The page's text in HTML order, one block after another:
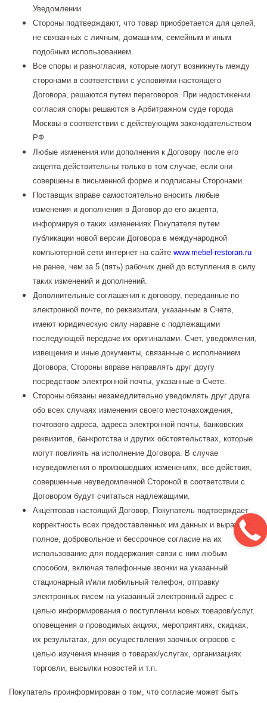
Уведомлении.
Стороны подтверждают, что товар приобретается для целей,
не связанных с личным, домашним, семейным и иным
подобным использованием.
Все споры и разногласия, которые могут возникнуть между
сторонами в соответствии с условиями настоящего
Договора, решаются путем переговоров. При недостижении
согласия споры решаются в Арбитражном суде города
Москвы в соответствии с действующим законодательством
РФ.
Любые изменения или дополнения к Договору после его
акцепта действительны только в том случае, если они
совершены в письменной форме и подписаны Сторонами.
Поставщик вправе самостоятельно вносить любые
изменения и дополнения в Договор до его акцепта,
информируя о таких изменениях Покупателя путем
публикации новой версии Договора в международной
компьютерной сети интернет на сайте www.mebel-restoran.ru
не ранее, чем за 5 (пять) рабочих дней до вступления в силу
таких изменений и дополнений.
Дополнительные соглашения к договору, переданные по
электронной почте, по реквизитам, указанным в Счете,
имеют юридическую силу наравне с подлежащими
последующей передаче их оригиналами. Счет, уведомления,
извещения и иные документы, связанные с исполнением
Договора, Стороны вправе направлять друг другу
посредством электронной почты, указанные в Счете.
Стороны обязаны незамедлительно уведомлять друг друга
обо всех случаях изменения своего местонахождения,
почтового адреса, адреса электронной почты, банковских
реквизитов, банкротства и других обстоятельствах, которые
могут повлиять на исполнение Договора. В случае
неуведомления о произошедших изменениях, все действия,
совершенные неуведомленной Стороной в соответствии с
Договором будут считаться надлежащими.
Акцептовав настоящий Договор, Покупатель подтверждает
корректность всех предоставленных им данных и выражает
полное, добровольное и бессрочное согласие на их
использование для поддержания связи с ним любым
способом, включая телефонные звонки на указанный
стационарный и/или мобильный телефон, отправку
электронных писем на указанный электронный адрес с
целью информирования о поступлении новых товаров/услуг,
оповещения о проводимых акциях, мероприятиях, скидках,
их результатах, для осуществления заочных опросов с
целью изучения мнения о товарах/услугах, организациях
торговли, высылки новостей и т.п.
Покупатель проинформирован о том, что согласие может быть